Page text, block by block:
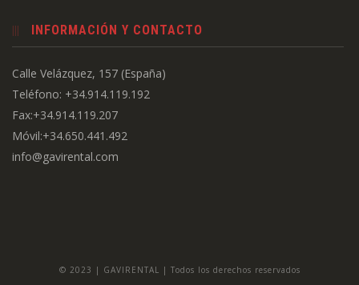
INFORMACIÓN Y CONTACTO
Calle Velázquez, 157 (España)
Teléfono: +34.914.119.192
Fax:+34.914.119.207
Móvil:+34.650.441.492
info@gavirental.com
© 2023 | GAVIRENTAL | Todos los derechos reservados